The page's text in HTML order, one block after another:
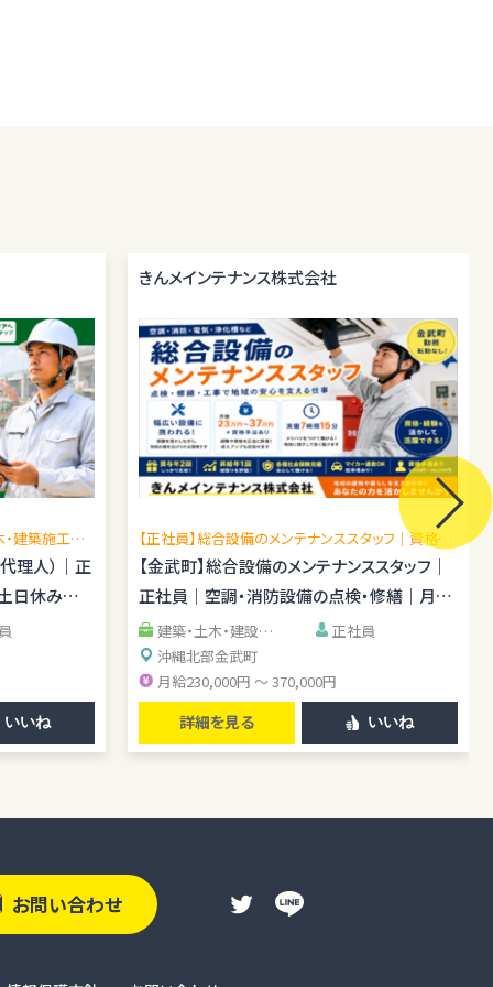
建築施工管
あり／施工
理人）｜正
日休み｜
いいね
きんメインテナンス株式会社
【正社員】総合設備のメンテナンススタッフ｜資格手
当あり｜転勤なし
【金武町】総合設備のメンテナンススタッフ｜
正社員｜空調・消防設備の点検・修繕｜月給
23万円～37万円
建築・土木・建設系
清掃・警備・施設管理
系 IT・エンジニア系
正社員
沖縄北部金武町
月給230,000円 ～ 370,000円
詳細を見る いいね
お問い合わせ